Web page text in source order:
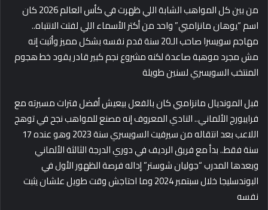
من بين كل المواهب الشابة اللي ظهرت في كأس العالم 2026 كان
اسم “يوهان مانزامبي” واحد من أكتر الأسماء اللي لفتت الانتباه..
مهاجم سويسرا صاحب الـ20 سنة قدم نفسه بشكل مميز وأثبت إنه
مش مجرد موهبة صاعدة لكنه مشروع نجم كبير قادر يقود خط هجوم
المنتخب السويسري لسنين طويلة
قبل المونديال مانزامبي كان بالفعل بيعيش أفضل فترات مسيرته مع
فرايبورج الألماني.. النادي المعروف إنه مصنع للمواهب نجح في توهج
اللاعب بعد انتقاله من سيرفيت السويسري سنة 2023 وهو عنده 17
سنة فقط.. بدأ مع فريق الرديف في دوري الدرجة الثالثة الألماني
وبعدها المدرب “جوليان شوستر” إداله فرصة الظهور الأول في
البوندسليجا خلال سبتمبر 2024 وما احتاجش وقت طويل علشان يثبت
نفسه